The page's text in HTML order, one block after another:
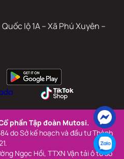
lộ 1A – Xã Phú Xuyên –
phần Tập đoàn Mutosi.
do Sở kế hoạch và đầu tư Thành
Ngọc Hồi, TTXN Vận tải ô tô số